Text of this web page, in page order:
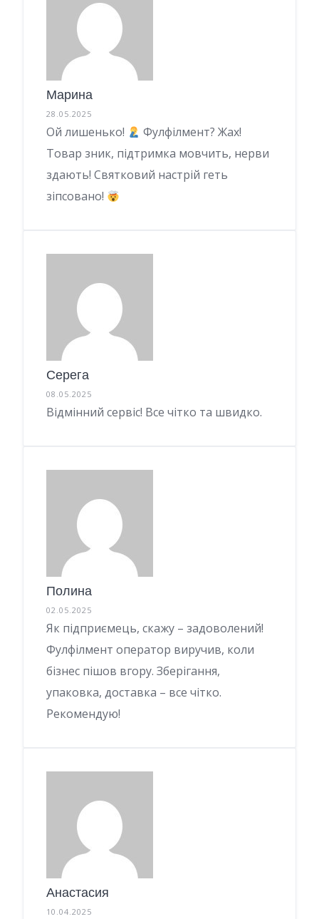
Марина
28.05.2025
Ой лишенько!
Фулфілмент? Жах!
Товар зник, підтримка мовчить, нерви
здають! Святковий настрій геть
зіпсовано!
Серега
08.05.2025
Відмінний сервіс! Все чітко та швидко.
Полина
02.05.2025
Як підприємець, скажу – задоволений!
Фулфілмент оператор виручив, коли
бізнес пішов вгору. Зберігання,
упаковка, доставка – все чітко.
Рекомендую!
Анастасия
10.04.2025